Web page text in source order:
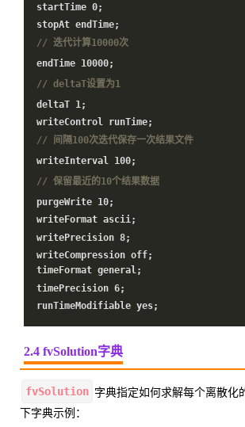
startTime 0;
stopAt endTime;
// 迭代计算10000次
endTime 10000;
// deltaT设置为1
deltaT 1;
writeControl runTime;
// 间隔100次迭代保存一次结果文件
writeInterval 100;
// 保留最近的10个结果数据
purgeWrite 10;
writeFormat ascii;
writePrecision 8;
writeCompression off;
timeFormat general;
timePrecision 6;
runTimeModifiable yes;
2.4 fvSolution字典
fvSolution 字典指定如何求解每个离散化
下字典示例：